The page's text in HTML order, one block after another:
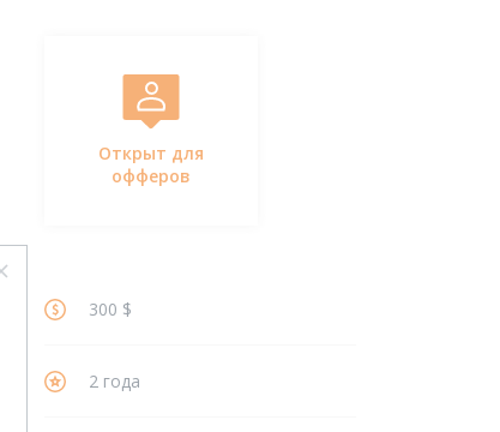
Открыт для
офферов
300 $
2 года